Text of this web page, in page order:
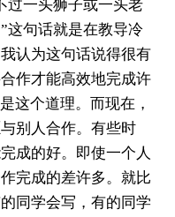
过一头狮子或一头老
这句话就是在教导冷
认为这句话说得很有
作才能高效地完成许
这个道理。而现在，
别人合作。有些时
成的好。即使一个人
完成的差许多。就比
同学会写，有的同学